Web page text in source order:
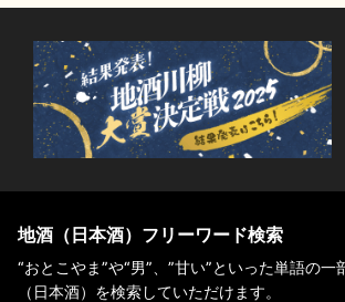
地酒（日本酒）フリーワード検索
“おとこやま”や“男”、”甘い”といった単語の
（日本酒）を検索していただけます。